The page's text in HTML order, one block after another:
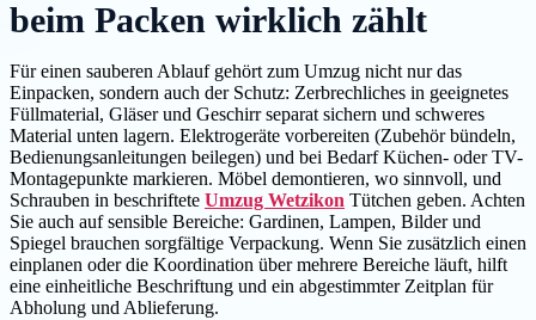
beim Packen wirklich zählt
Für einen sauberen Ablauf gehört zum Umzug nicht nur das
Einpacken, sondern auch der Schutz: Zerbrechliches in geeignetes
Füllmaterial, Gläser und Geschirr separat sichern und schweres
Material unten lagern. Elektrogeräte vorbereiten (Zubehör bündeln,
Bedienungsanleitungen beilegen) und bei Bedarf Küchen- oder TV-
Montagepunkte markieren. Möbel demontieren, wo sinnvoll, und
Schrauben in beschriftete Umzug Wetzikon Tütchen geben. Achten
Sie auch auf sensible Bereiche: Gardinen, Lampen, Bilder und
Spiegel brauchen sorgfältige Verpackung. Wenn Sie zusätzlich einen
einplanen oder die Koordination über mehrere Bereiche läuft, hilft
eine einheitliche Beschriftung und ein abgestimmter Zeitplan für
Abholung und Ablieferung.